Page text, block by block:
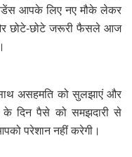
आपके लिए नए मौके लेकर
और छोटे-छोटे जरूरी फैसले आज
असहमति को सुलझाएं और
दिन पैसे को समझदारी से
परेशान नहीं करेगी।